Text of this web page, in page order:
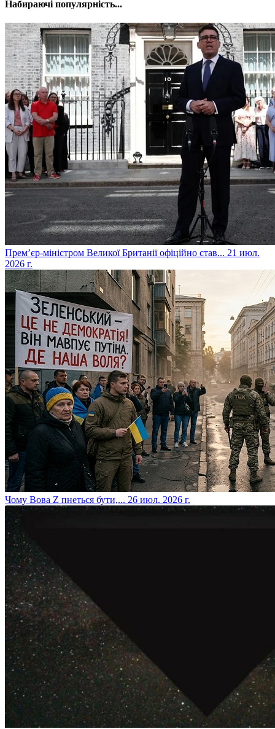
Набираючі популярність...
​Прем’єр-міністром Великої Британії офіційно став... 21 июл.
2026 г.
​Чому Вова Z пнеться бути,... 26 июл. 2026 г.